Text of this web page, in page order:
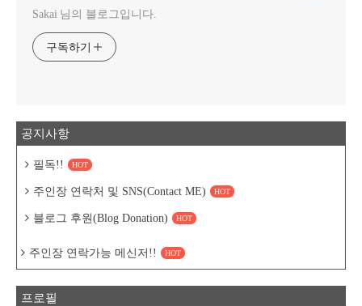
Sakai 님의 블로그입니다.
구독하기
공지사항
필독!! HOT
주인장 연락처 및 SNS(Contact ME) HOT
블로그 후원(Blog Donation) HOT
주인장 연락가능 메신저!! HOT
프로필